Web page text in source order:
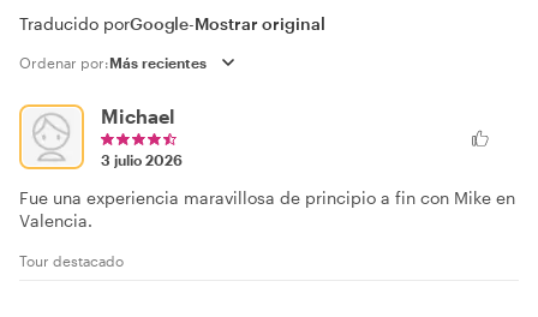
Traducido porGoogle-Mostrar original
Ordenar por:
Michael
3 julio 2026
Fue una experiencia maravillosa de principio a fin con Mike en
Valencia.
Tour destacado